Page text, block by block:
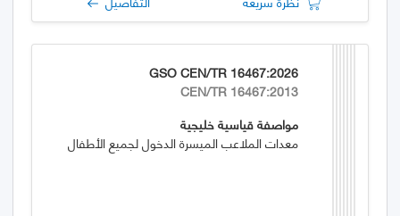
GSO CEN/TR 16467:2026
CEN/TR 16467:2013
مواصفة قياسية خليجية
معدات الملاعب الميسرة الدخول لجميع الأطفال